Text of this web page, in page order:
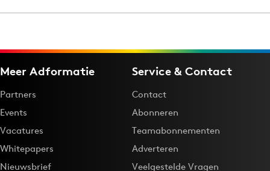
Menu
Home
9 sept: GenAI-training
12 nov: MarketingLive!
Adverteren
Events
Opleidingen
Meer Adformatie
Partners
Events
Vacatures
Whitepapers
Nieuwsbrief
Service & Contact
Contact
Abonneren
Teamabonnementen
Adverteren
Veelgestelde Vragen